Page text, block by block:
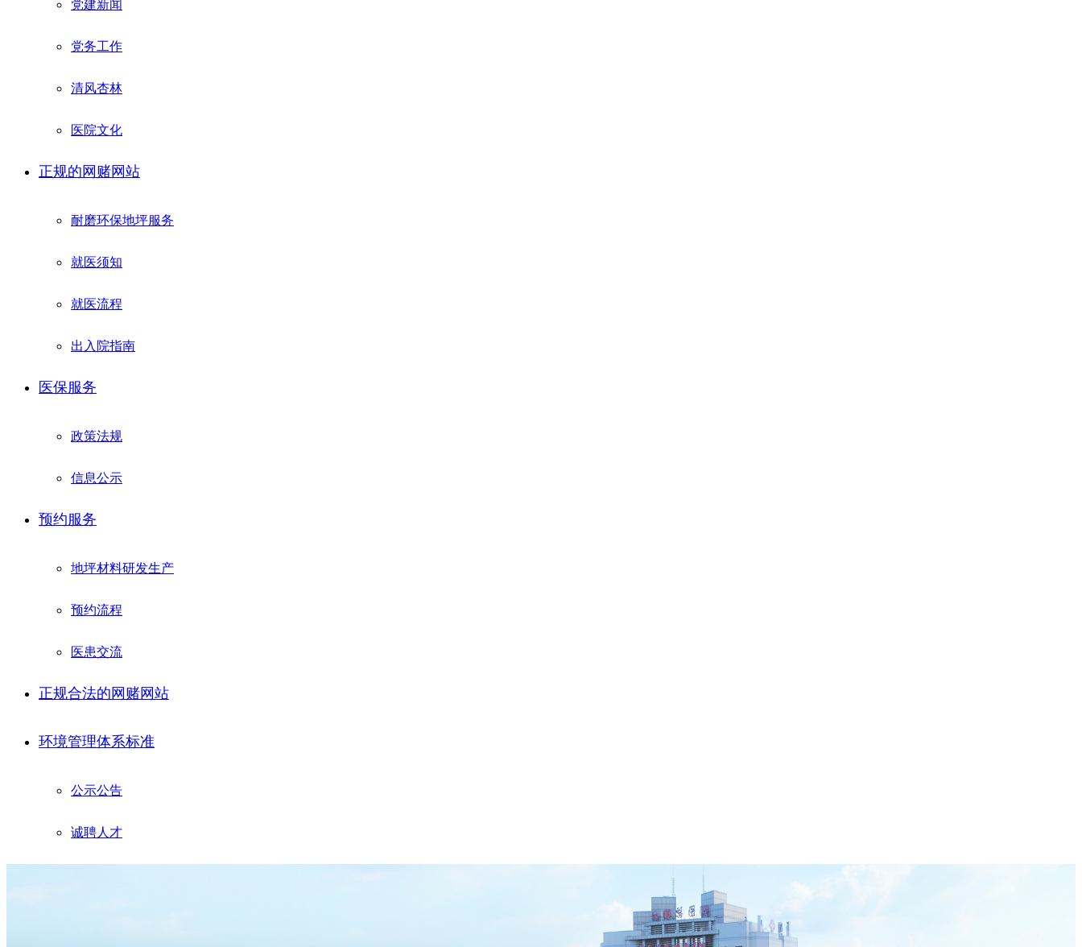
党建新闻
党务工作
清风杏林
医院文化
正规的网赌网站
耐磨环保地坪服务
就医须知
就医流程
出入院指南
医保服务
政策法规
信息公示
预约服务
地坪材料研发生产
预约流程
医患交流
正规合法的网赌网站
环境管理体系标准
公示公告
诚聘人才